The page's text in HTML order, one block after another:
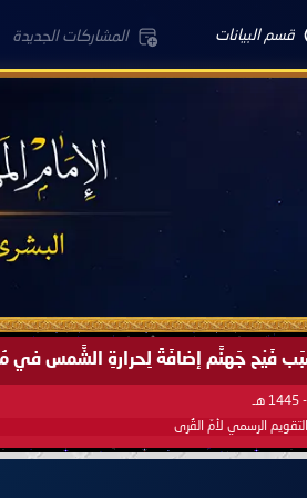
قسم البيانات المشاركات الجديدة
كَما وعَدناكُم بالحقِّ لعَامِكم هذا (1445 هـ) ..